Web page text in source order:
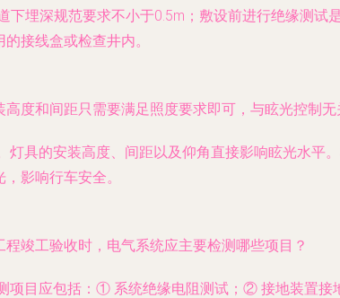
下埋深规范要求不小于0.5m；敷设前进行绝缘测
接线盒或检查井内。
度和间距只需要满足照度要求即可，与眩光控制无
灯具的安装高度、间距以及仰角直接影响眩光水平
影响行车安全。
竣工验收时，电气系统应主要检测哪些项目？
项目应包括：① 系统绝缘电阻测试；② 接地装置